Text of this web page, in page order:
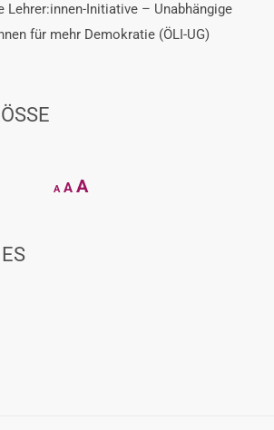
Initiative – Unabhängige
für mehr Demokratie (ÖLI-UG)
A
Decrease
font
A Reset
AIncrease